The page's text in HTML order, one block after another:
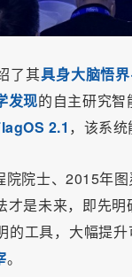
了其具身大脑悟
发现的自主研究智
2.1 ，该系
院士、2015年
才是未来，即先
工具，大幅提
。